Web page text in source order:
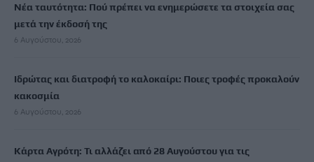
Νέα ταυτότητα: Πού πρέπει να ενημερώσετε τα στοιχεία σας
μετά την έκδοσή της
6 Αυγούστου, 2026
Ιδρώτας και διατροφή το καλοκαίρι: Ποιες τροφές προκαλούν
κακοσμία
6 Αυγούστου, 2026
Κάρτα Αγρότη: Τι αλλάζει από 28 Αυγούστου για τις